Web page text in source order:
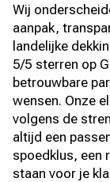
Wij
aanpak,
landelijke
5/5 sterren op
betrouwbare
wensen. Onze
volgens de
altijd een
spoedklus, een
staan voor je